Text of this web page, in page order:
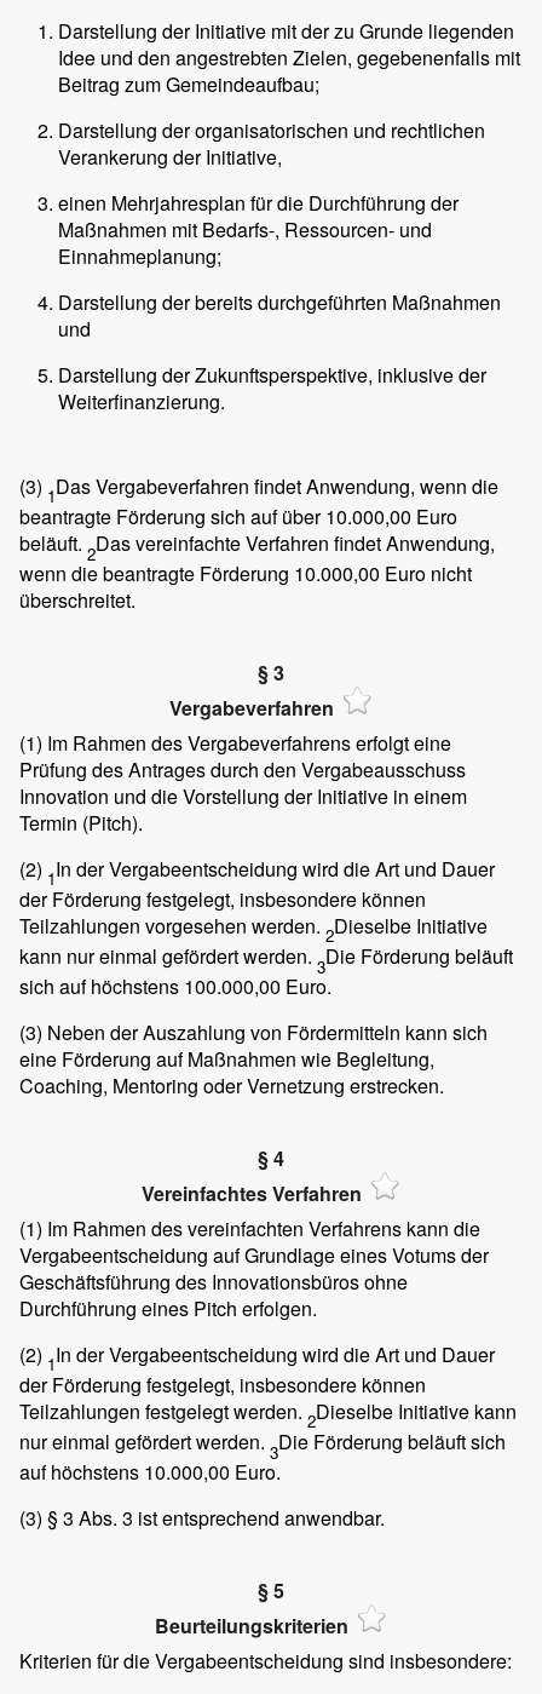
Darstellung der Initiative mit der zu Grunde liegenden
Idee und den angestrebten Zielen, gegebenenfalls mit
Beitrag zum Gemeindeaufbau;
Darstellung der organisatorischen und rechtlichen
Verankerung der Initiative,
einen Mehrjahresplan für die Durchführung der
Maßnahmen mit Bedarfs-, Ressourcen- und
Einnahmeplanung;
Darstellung der bereits durchgeführten Maßnahmen
und
Darstellung der Zukunftsperspektive, inklusive der
Weiterfinanzierung.
(3) 1Das Vergabeverfahren findet Anwendung, wenn die
beantragte Förderung sich auf über 10.000,00 Euro
beläuft. 2Das vereinfachte Verfahren findet Anwendung,
wenn die beantragte Förderung 10.000,00 Euro nicht
überschreitet.
§ 3
Vergabeverfahren
(1) Im Rahmen des Vergabeverfahrens erfolgt eine
Prüfung des Antrages durch den Vergabeausschuss
Innovation und die Vorstellung der Initiative in einem
Termin (Pitch).
(2) 1In der Vergabeentscheidung wird die Art und Dauer
der Förderung festgelegt, insbesondere können
Teilzahlungen vorgesehen werden. 2Dieselbe Initiative
kann nur einmal gefördert werden. 3Die Förderung beläuft
sich auf höchstens 100.000,00 Euro.
(3) Neben der Auszahlung von Fördermitteln kann sich
eine Förderung auf Maßnahmen wie Begleitung,
Coaching, Mentoring oder Vernetzung erstrecken.
§ 4
Vereinfachtes Verfahren
(1) Im Rahmen des vereinfachten Verfahrens kann die
Vergabeentscheidung auf Grundlage eines Votums der
Geschäftsführung des Innovationsbüros ohne
Durchführung eines Pitch erfolgen.
(2) 1In der Vergabeentscheidung wird die Art und Dauer
der Förderung festgelegt, insbesondere können
Teilzahlungen festgelegt werden. 2Dieselbe Initiative kann
nur einmal gefördert werden. 3Die Förderung beläuft sich
auf höchstens 10.000,00 Euro.
(3) § 3 Abs. 3 ist entsprechend anwendbar.
§ 5
Beurteilungskriterien
Kriterien für die Vergabeentscheidung sind insbesondere: